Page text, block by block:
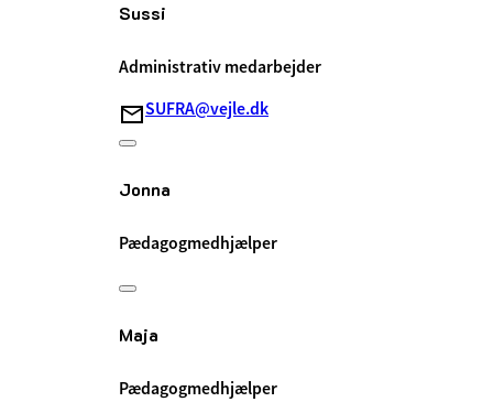
Sussi
Administrativ medarbejder
SUFRA@vejle.dk
Jonna
Pædagogmedhjælper
Maja
Pædagogmedhjælper